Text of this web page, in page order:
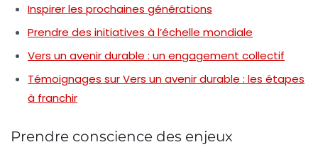
Inspirer les prochaines générations
Prendre des initiatives à l’échelle mondiale
Vers un avenir durable : un engagement collectif
Témoignages sur Vers un avenir durable : les étapes
à franchir
Prendre conscience des enjeux